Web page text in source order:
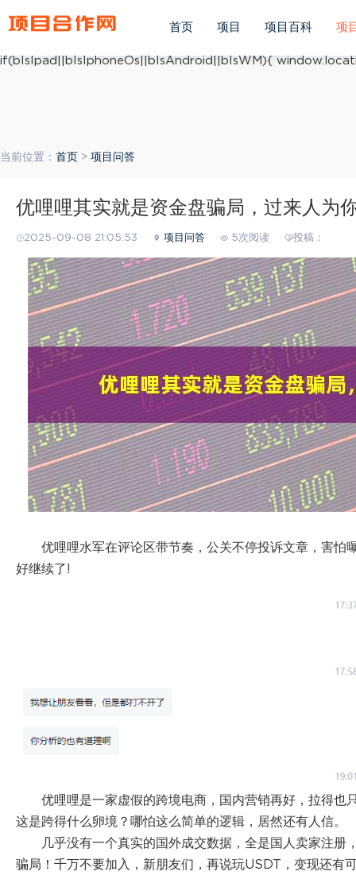
ua.match(/iphone os/i) == "iphone os"; var bIsAndroid =
if(bIsIpad||bIsIphoneOs||bIsAndroid||bIsWM){
首页 项目 项目百科 项
当前位置： 首页 > 项目问答
优哩哩其实就是资金盘骗局，过来人为
2025-09-08 21:05:53 项目问答 5次阅读 投稿：
优哩哩水军在评论区带节奏，公关不停投诉文章，害怕
好继续了!
优哩哩是一家虚假的跨境电商，国内营销再好，拉得也
这是跨得什么卵境？哪怕这么简单的逻辑，居然还有人信。
几乎没有一个真实的国外成交数据，全是国人卖家注
骗局！千万不要加入，新朋友们，再说玩USDT，变现还有